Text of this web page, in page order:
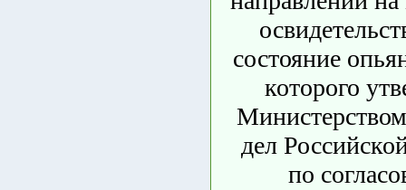
состояние
которого
дел
по